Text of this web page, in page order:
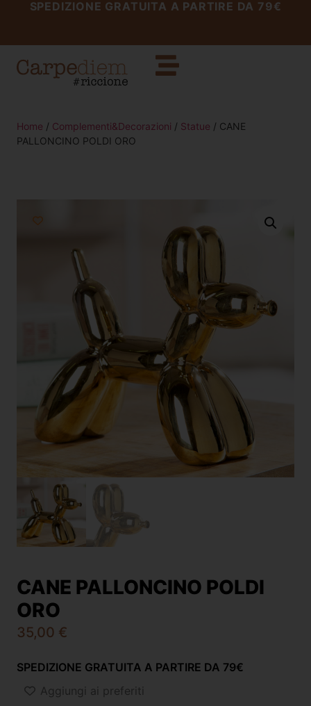
SPEDIZIONE GRATUITA A PARTIRE DA 79€
Home / Complementi&Decorazioni / Statue / CANE
PALLONCINO POLDI ORO
CANE PALLONCINO POLDI
ORO
35,00 €
SPEDIZIONE GRATUITA A PARTIRE DA 79€
Aggiungi ai preferiti